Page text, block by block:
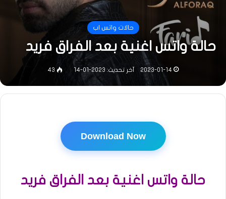
حالات واتس اب
حالة واتس اغنية بعد الفراق فريد
2023-01-14 آخر تحديث: 2023-01-14 43
Download Now
حالة واتس اغنية بعد الفراق فريد